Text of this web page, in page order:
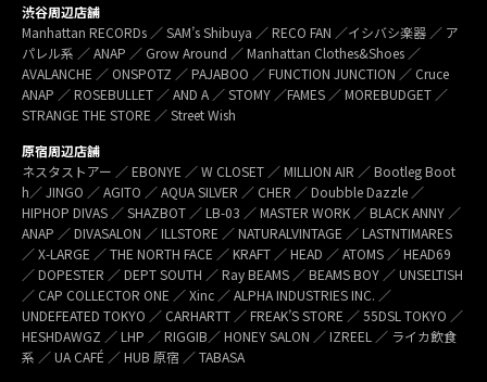
渋谷周辺店舗
Manhattan RECORDs ／ SAM’s Shibuya ／ RECO FAN ／イシバシ楽器 ／ ア
パレル系 ／ ANAP ／ Grow Around ／ Manhattan Clothes&Shoes ／
AVALANCHE ／ ONSPOTZ ／ PAJABOO ／ FUNCTION JUNCTION ／ Cruce
ANAP ／ ROSEBULLET ／ AND A ／ STOMY ／FAMES ／ MOREBUDGET ／
STRANGE THE STORE ／ Street Wish
原宿周辺店舗
ネスタストアー ／ EBONYE ／ W CLOSET ／ MILLION AIR ／ Bootleg Boot
h／ JINGO ／ AGITO ／ AQUA SILVER ／ CHER ／ Doubble Dazzle ／
HIPHOP DIVAS ／ SHAZBOT ／ LB-03 ／ MASTER WORK ／ BLACK ANNY ／
ANAP ／ DIVASALON ／ ILLSTORE ／ NATURALVINTAGE ／ LASTNTIMARES
／ X-LARGE ／ THE NORTH FACE ／ KRAFT ／ HEAD ／ ATOMS ／ HEAD69
／ DOPESTER ／ DEPT SOUTH ／ Ray BEAMS ／ BEAMS BOY ／ UNSELTISH
／ CAP COLLECTOR ONE ／ Xinc ／ ALPHA INDUSTRIES INC. ／
UNDEFEATED TOKYO ／ CARHARTT ／ FREAK’S STORE ／ 55DSL TOKYO ／
HESHDAWGZ ／ LHP ／ RIGGIB／ HONEY SALON ／ IZREEL ／ ライカ飲食
系 ／ UA CAFÉ ／ HUB 原宿 ／ TABASA